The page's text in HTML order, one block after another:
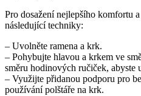
Pro dosažení nejlepšího ⁢komfortu
následující‍ techniky:
– Uvolněte ramena a⁢ krk.
– Pohybujte hlavou​ a krkem ​ve
směru ⁣hodinových ‍ručiček, abyste
– Využijte ‌přidanou⁣ podporu pro
používání polštáře na krk.